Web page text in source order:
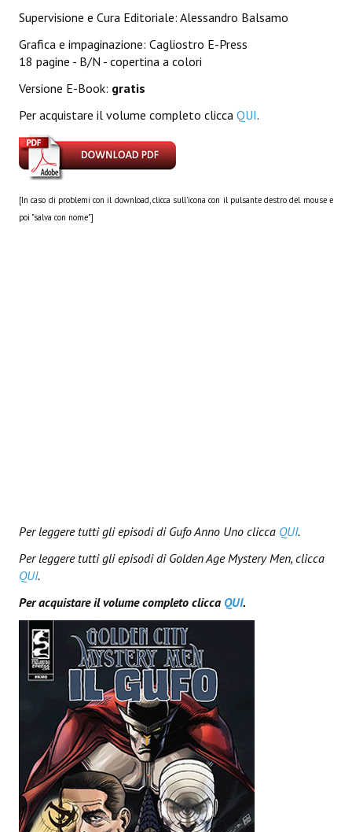
Prisma
American Milestone
Spaghetti Western
Fuori Collana
#KM0
E-BOOK & WEBCOMICS
E-book
IrregularVerso
Daryl Dark
Lovecraft & Holmes
Watson & Lovecraft
Sci-Fi
Giganti d'Acciaio
Supervisione e Cura Editoriale: Alessandro Balsamo
Grafica e impaginazione: Cagliostro E-Press
18 pagine - B/N - copertina a colori
Versione E-Book: gratis
Per acquistare il volume completo clicca QUI.
[In caso di problemi con il download, clicca sull'icona con il pulsante destro del mouse e
poi "salva con nome"]
Per leggere tutti gli episodi di Gufo Anno Uno clicca QUI.
Per leggere tutti gli episodi di Golden Age Mystery Men, clicca
QUI.
Per acquistare il volume completo clicca QUI.